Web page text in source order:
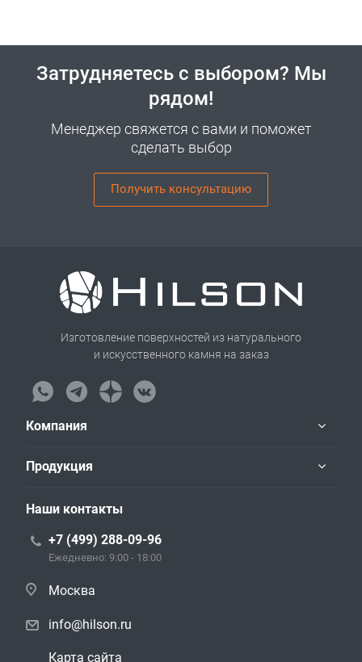
Затрудняетесь с выбором? Мы
рядом!
Менеджер свяжется с вами и поможет
сделать выбор
Получить консультацию
Изготовление поверхностей из натурального
и искусственного камня на заказ
Компания
Продукция
Наши контакты
+7 (499) 288-09-96
Ежедневно: 9:00 - 18:00
Москва
info@hilson.ru
Карта сайта